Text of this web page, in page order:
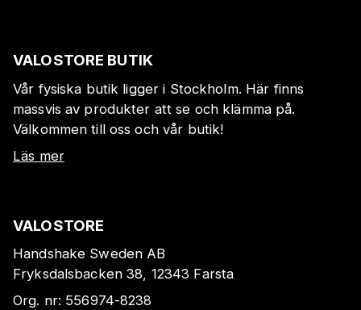
VALOSTORE BUTIK
Vår fysiska butik ligger i Stockholm. Här finns
massvis av produkter att se och klämma på.
Välkommen till oss och vår butik!
Läs mer
VALOSTORE
Handshake Sweden AB
Fryksdalsbacken 38, 12343 Farsta
Org. nr: 556974-8238